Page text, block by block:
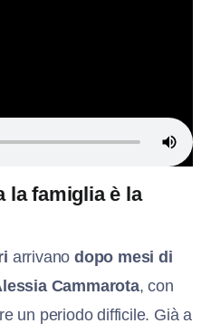
la famiglia è la
arrivanodopo mesi di
Cammarota, con
un periodo difficile. Già a